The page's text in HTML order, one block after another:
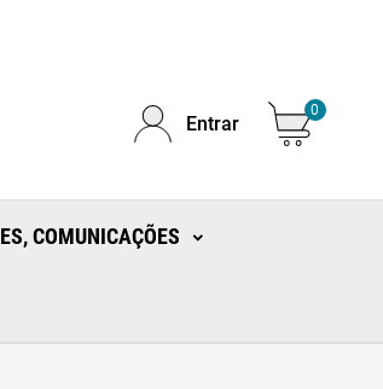
Entrar
0
COMUNICAÇÕES